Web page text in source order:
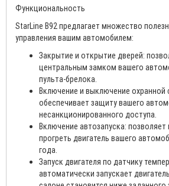
Функциональность
StarLine B92 предлагает множество
управления вашим автомобилем:
Закрытие и открытие дверей:
центральным замком вашего
пульта-брелока.
Включение и выключение охранной
обеспечивает защиту вашего
несанкционированного доступа.
Включение автозапуска: позволяет
прогреть двигатель вашего
года.
Запуск двигателя по датчику
автоматически запускает